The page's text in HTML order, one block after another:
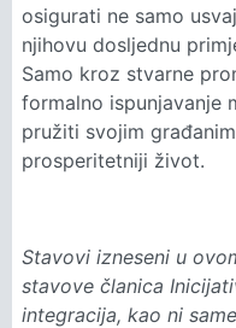
osigurati ne samo
njihovu dosljednu
Samo kroz stvarne
formalno ispunjavanje
pružiti svojim
prosperitetniji život.
Stavovi izneseni u
stavove članica
integracija, kao ni